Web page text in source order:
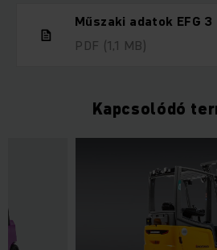
Műszaki adatok EFG 3
PDF (1,1 MB)
Kapcsolódó